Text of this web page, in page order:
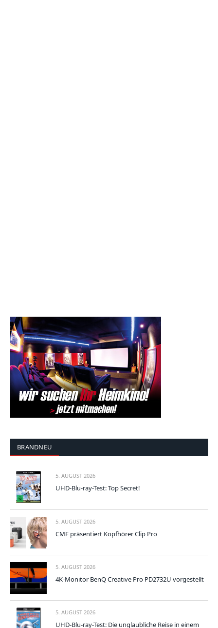
BRANDNEU
5. AUGUST 2026
UHD-Blu-ray-Test: Top Secret!
5. AUGUST 2026
CMF präsentiert Kopfhörer Clip Pro
5. AUGUST 2026
4K-Monitor BenQ Creative Pro PD2732U vorgestellt
5. AUGUST 2026
UHD-Blu-ray-Test: Die unglaubliche Reise in einem